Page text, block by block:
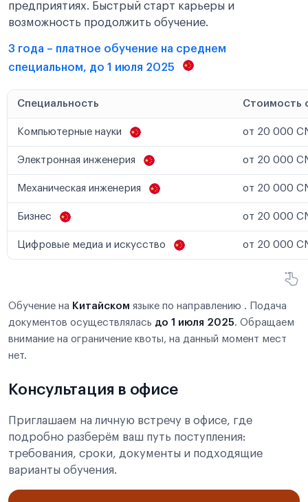
предприятиях. Быстрый старт карьеры и
возможность продолжить обучение.
3 года – платное обучение на среднем
специальном, до 1 июля 2025
Специальность Стоимость
Компьютерные науки от 20 000
Электронная инженерия от 20 000
Механическая инженерия от 20 000
Бизнес от 20 000
Цифровые медиа и искусство от 20 000
Обучение на Китайском языке по направлению . Подача
документов осуществлялась до 1 июля 2025. Обращаем
внимание на ограничение квоты, на данный момент мест
нет.
Консультация в офисе
Приглашаем на личную встречу в офисе, где
подробно разберём ваш путь поступления:
требования, сроки, документы и подходящие
варианты обучения.